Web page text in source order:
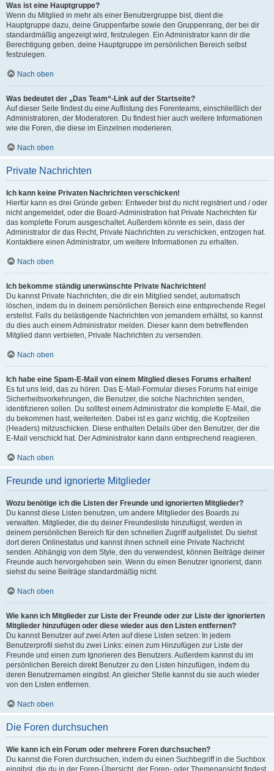
Was ist eine Hauptgruppe?
Wenn du Mitglied in mehr als einer Benutzergruppe bist, dient die
Hauptgruppe dazu, deine Gruppenfarbe sowie den Gruppenrang, der bei dir
standardmäßig angezeigt wird, festzulegen. Ein Administrator kann dir die
Berechtigung geben, deine Hauptgruppe im persönlichen Bereich selbst
festzulegen.
Nach oben
Was bedeutet der „Das Team“-Link auf der Startseite?
Auf dieser Seite findest du eine Auflistung des Forenteams, einschließlich der
Administratoren, der Moderatoren. Du findest hier auch weitere Informationen
wie die Foren, die diese im Einzelnen moderieren.
Nach oben
Private Nachrichten
Ich kann keine Privaten Nachrichten verschicken!
Hierfür kann es drei Gründe geben: Entweder bist du nicht registriert und / oder
nicht angemeldet, oder die Board-Administration hat Private Nachrichten für
das komplette Forum ausgeschaltet. Außerdem könnte es sein, dass der
Administrator dir das Recht, Private Nachrichten zu verschicken, entzogen hat.
Kontaktiere einen Administrator, um weitere Informationen zu erhalten.
Nach oben
Ich bekomme ständig unerwünschte Private Nachrichten!
Du kannst Private Nachrichten, die dir ein Mitglied sendet, automatisch
löschen, indem du in deinem persönlichen Bereich eine entsprechende Regel
erstellst. Falls du belästigende Nachrichten von jemandem erhältst, so kannst
du dies auch einem Administrator melden. Dieser kann dem betreffenden
Mitglied dann verbieten, Private Nachrichten zu versenden.
Nach oben
Ich habe eine Spam-E-Mail von einem Mitglied dieses Forums erhalten!
Es tut uns leid, das zu hören. Das E-Mail-Formular dieses Forums hat einige
Sicherheitsvorkehrungen, die Benutzer, die solche Nachrichten senden,
identifizieren sollen. Du solltest einem Administrator die komplette E-Mail, die
du bekommen hast, weiterleiten. Dabei ist es ganz wichtig, die Kopfzeilen
(Headers) mitzuschicken. Diese enthalten Details über den Benutzer, der die
E-Mail verschickt hat. Der Administrator kann dann entsprechend reagieren.
Nach oben
Freunde und ignorierte Mitglieder
Wozu benötige ich die Listen der Freunde und ignorierten Mitglieder?
Du kannst diese Listen benutzen, um andere Mitglieder des Boards zu
verwalten. Mitglieder, die du deiner Freundesliste hinzufügst, werden in
deinem persönlichen Bereich für den schnellen Zugriff aufgelistet. Du siehst
dort deren Onlinestatus und kannst ihnen schnell eine Private Nachricht
senden. Abhängig von dem Style, den du verwendest, können Beiträge deiner
Freunde auch hervorgehoben sein. Wenn du einen Benutzer ignorierst, dann
siehst du seine Beiträge standardmäßig nicht.
Nach oben
Wie kann ich Mitglieder zur Liste der Freunde oder zur Liste der ignorierten
Mitglieder hinzufügen oder diese wieder aus den Listen entfernen?
Du kannst Benutzer auf zwei Arten auf diese Listen setzen: In jedem
Benutzerprofil siehst du zwei Links: einen zum Hinzufügen zur Liste der
Freunde und einen zum Ignorieren des Benutzers. Außerdem kannst du im
persönlichen Bereich direkt Benutzer zu den Listen hinzufügen, indem du
deren Benutzernamen eingibst. An gleicher Stelle kannst du sie auch wieder
von den Listen entfernen.
Nach oben
Die Foren durchsuchen
Wie kann ich ein Forum oder mehrere Foren durchsuchen?
Du kannst die Foren durchsuchen, indem du einen Suchbegriff in die Suchbox
eingibst, die du in der Foren-Übersicht, der Foren- oder Themenansicht findest.